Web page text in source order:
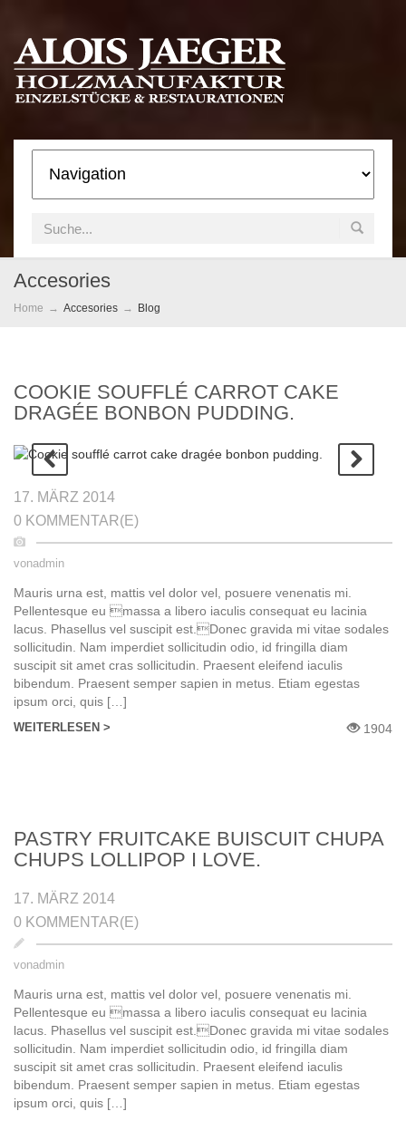
Accesories
Home Accesories Blog
COOKIE SOUFFLÉ CARROT CAKE
DRAGÉE BONBON PUDDING.
17. MÄRZ 2014
0 KOMMENTAR(E)
vonadmin
Mauris urna est, mattis vel dolor vel, posuere venenatis mi.
Pellentesque eu massa a libero iaculis consequat eu lacinia
lacus. Phasellus vel suscipit est.Donec gravida mi vitae sodales
sollicitudin. Nam imperdiet sollicitudin odio, id fringilla diam
suscipit sit amet сras sollicitudin. Praesent eleifend iaculis
bibendum. Praesent semper sapien in metus. Etiam egestas
ipsum orci, quis […]
WEITERLESEN > 1904
PASTRY FRUITCAKE BUISCUIT CHUPA
CHUPS LOLLIPOP I LOVE.
17. MÄRZ 2014
0 KOMMENTAR(E)
vonadmin
Mauris urna est, mattis vel dolor vel, posuere venenatis mi.
Pellentesque eu massa a libero iaculis consequat eu lacinia
lacus. Phasellus vel suscipit est.Donec gravida mi vitae sodales
sollicitudin. Nam imperdiet sollicitudin odio, id fringilla diam
suscipit sit amet сras sollicitudin. Praesent eleifend iaculis
bibendum. Praesent semper sapien in metus. Etiam egestas
ipsum orci, quis […]